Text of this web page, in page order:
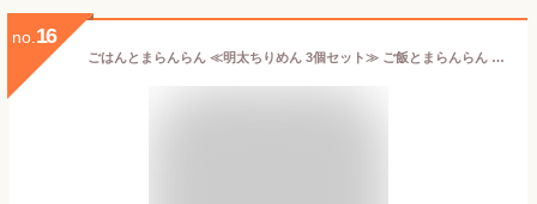
no. 16
ごはんとまらんらん ≪明太ちりめん 3個セット≫ ご飯とまらんらん 明太子 ふくや 油漬け ご飯のお供 お取り寄せ 瓶詰め ごはんのおともご飯の友 おいしい 人気 めんたいこ 淡路島産 ちりめん ちりめんじゃこ お弁当 グルメ 岡村精油 テレビ 紹介【暮らしの幸便 新聞掲載】